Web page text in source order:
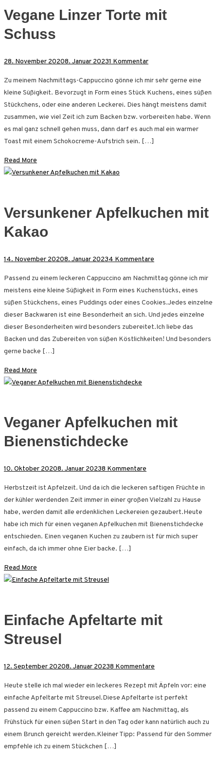
Vegane Linzer Torte mit
Schuss
28. November 20208. Januar 20231 Kommentarzu
mit
Zu meinem Nachmittags-Cappuccino gönne ich mir sehr gerne eine
kleine Süßigkeit. Bevorzugt in Form eines Stück Kuchens, eines süßen
Stückchens, oder eine anderen Leckerei. Dies hängt meistens damit
zusammen, wie viel Zeit ich zum Backen bzw. vorbereiten habe. Wenn
es mal ganz schnell gehen muss, dann darf es auch mal ein warmer
Toast mit einem Schokocreme-Aufstrich sein. […]
Read More
Versunkener Apfelkuchen mit
Kakao
14. November 20208. Januar 20234 Kommentare
Apfelkuchen
Passend zu einem leckeren Cappuccino am Nachmittag gönne ich mir
meistens eine kleine Süßigkeit in Form eines Kuchenstücks, eines
süßen Stückchens, eines Puddings oder eines Cookies.Jedes einzelne
dieser Backwaren ist eine Besonderheit an sich. Und jedes einzelne
dieser Besonderheiten wird besonders zubereitet.Ich liebe das
Backen und das Zubereiten von süßen Köstlichkeiten! Und besonders
gerne backe […]
Read More
Veganer Apfelkuchen mit
Bienenstichdecke
10. Oktober 20208. Januar 20238 Kommentare
Apfelkuchen
Bienenstichdecke
Herbstzeit ist Apfelzeit. Und da ich die leckeren saftigen Früchte in
der kühler werdenden Zeit immer in einer großen Vielzahl zu Hause
habe, werden damit alle erdenklichen Leckereien gezaubert.Heute
habe ich mich für einen veganen Apfelkuchen mit Bienenstichdecke
entschieden. Einen veganen Kuchen zu zaubern ist für mich super
einfach, da ich immer ohne Eier backe. […]
Read More
Einfache Apfeltarte mit
Streusel
12. September 20208. Januar 20238 Kommentare
Apfeltarte
Streusel
Heute stelle ich mal wieder ein leckeres Rezept mit Äpfeln vor: eine
einfache Apfeltarte mit Streusel.Diese Apfeltarte ist perfekt
passend zu einem Cappuccino bzw. Kaffee am Nachmittag, als
Frühstück für einen süßen Start in den Tag oder kann natürlich auch zu
einem Brunch gereicht werden.Kleiner Tipp: Passend für den Sommer
empfehle ich zu einem Stückchen […]